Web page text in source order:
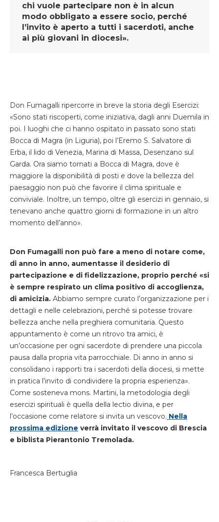
chi vuole partecipare non è in alcun
modo obbligato a essere socio, perché
l’invito è aperto a tutti i sacerdoti, anche
ai più giovani in diocesi».
Don Fumagalli ripercorre in breve la storia degli Esercizi:
«Sono stati riscoperti, come iniziativa, dagli anni Duemila in
poi. I luoghi che ci hanno ospitato in passato sono stati
Bocca di Magra (in Liguria), poi l’Eremo S. Salvatore di
Erba, il lido di Venezia, Marina di Massa, Desenzano sul
Garda. Ora siamo tornati a Bocca di Magra, dove è
maggiore la disponibilità di posti e dove la bellezza del
paesaggio non può che favorire il clima spirituale e
conviviale. Inoltre, un tempo, oltre gli esercizi in gennaio, si
tenevano anche quattro giorni di formazione in un altro
momento dell’anno».
Don Fumagalli non può fare a meno di notare come,
di anno in anno, aumentasse il desiderio di
partecipazione e di fidelizzazione, proprio perché «si
è sempre respirato un clima positivo di accoglienza,
di amicizia. Abbiamo sempre curato l’organizzazione per i
dettagli e nelle celebrazioni, perché si potesse trovare
bellezza anche nella preghiera comunitaria. Questo
appuntamento è come un ritrovo tra amici, è
un’occasione per ogni sacerdote di prendere una piccola
pausa dalla propria vita parrocchiale. Di anno in anno si
consolidano i rapporti tra i sacerdoti della diocesi, si mette
in pratica l’invito di condividere la propria esperienza».
Come sosteneva mons. Martini, la metodologia degli
esercizi spirituali è quella della lectio divina, e per
l’occasione come relatore si invita un vescovo. Nella
prossima edizione verrà invitato il vescovo di Brescia
e biblista Pierantonio Tremolada.
Francesca Bertuglia